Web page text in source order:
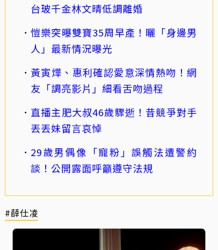
台玻千金林文晴低調離婚
愷樂突曝雙寶35周早產！曬「身邊男
人」最新情況曝光
黃寅燁、惠利確認愛意深情熱吻！網
友「調亮影片」細看舌吻過程
直播主肥大叔46歲驟逝！昔競爭對手
丟丟妹留言哀悼
29歲男偶像「寵粉」誤觸法遭警約
談！公開露面呼籲遵守法規
#薛仕凌